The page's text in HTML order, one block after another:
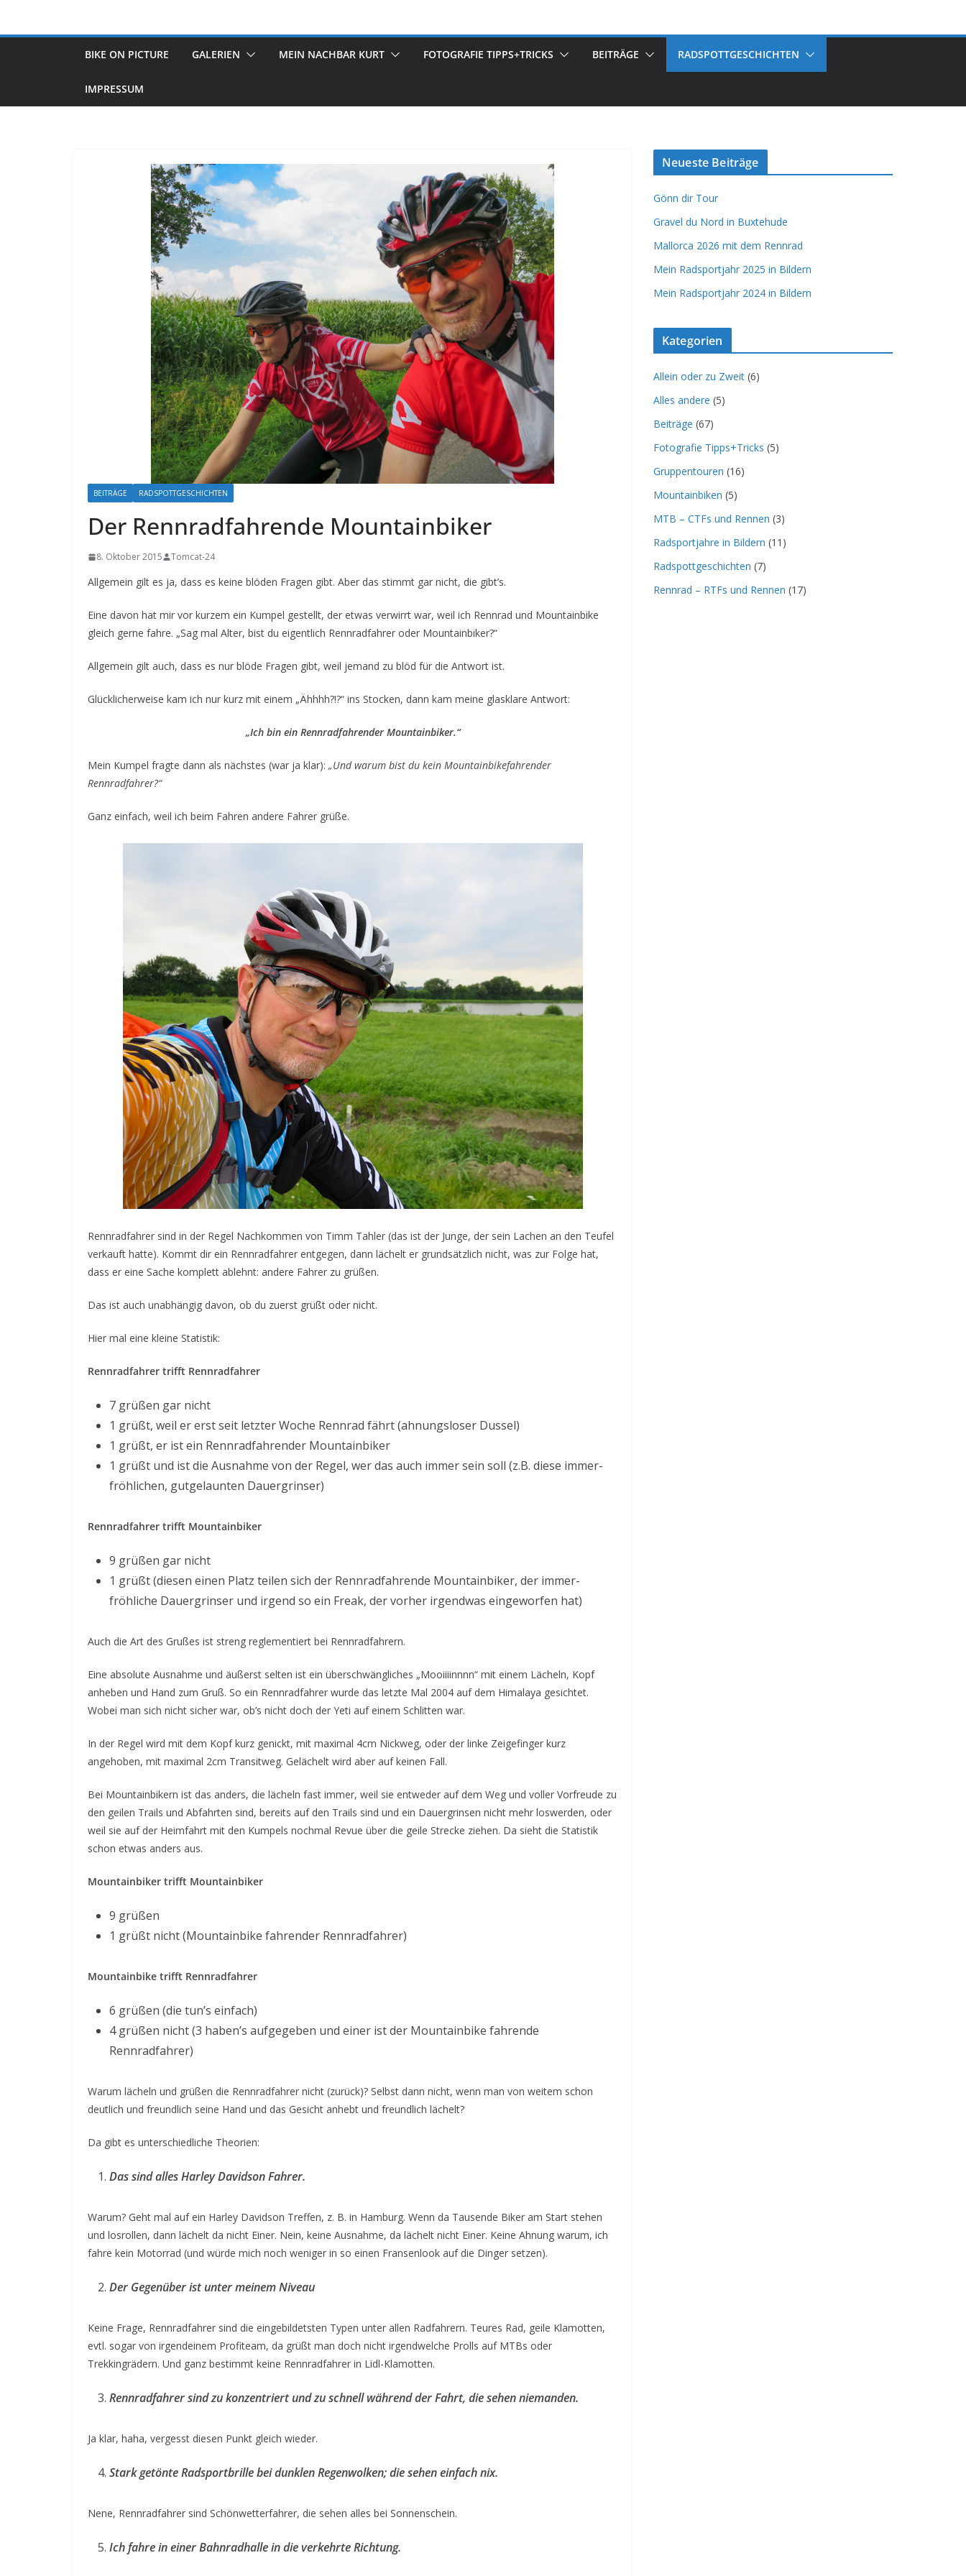
BIKE ON PICTURE GALERIEN MEIN NACHBAR KURT FOTOGRAFIE TIPPS+TRICKS BEITRÄGE RADSPOTTGESCHICHTEN
IMPRESSUM
BEITRÄGE RADSPOTTGESCHICHTEN
Der Rennradfahrende Mountainbiker
8. Oktober 2015 Tomcat-24
Allgemein gilt es ja, dass es keine blöden Fragen gibt. Aber das stimmt gar nicht, die gibt’s.
Eine davon hat mir vor kurzem ein Kumpel gestellt, der etwas verwirrt war, weil ich Rennrad und Mountainbike
gleich gerne fahre. „Sag mal Alter, bist du eigentlich Rennradfahrer oder Mountainbiker?“
Allgemein gilt auch, dass es nur blöde Fragen gibt, weil jemand zu blöd für die Antwort ist.
Glücklicherweise kam ich nur kurz mit einem „Ähhhh?!?“ ins Stocken, dann kam meine glasklare Antwort:
„Ich bin ein Rennradfahrender Mountainbiker.“
Mein Kumpel fragte dann als nächstes (war ja klar): „Und warum bist du kein Mountainbikefahrender
Rennradfahrer?“
Ganz einfach, weil ich beim Fahren andere Fahrer grüße.
Rennradfahrer sind in der Regel Nachkommen von Timm Tahler (das ist der Junge, der sein Lachen an den Teufel
verkauft hatte). Kommt dir ein Rennradfahrer entgegen, dann lächelt er grundsätzlich nicht, was zur Folge hat,
dass er eine Sache komplett ablehnt: andere Fahrer zu grüßen.
Das ist auch unabhängig davon, ob du zuerst grüßt oder nicht.
Hier mal eine kleine Statistik:
Rennradfahrer trifft Rennradfahrer
7 grüßen gar nicht
1 grüßt, weil er erst seit letzter Woche Rennrad fährt (ahnungsloser Dussel)
1 grüßt, er ist ein Rennradfahrender Mountainbiker
1 grüßt und ist die Ausnahme von der Regel, wer das auch immer sein soll (z.B. diese immer-
fröhlichen, gutgelaunten Dauergrinser)
Rennradfahrer trifft Mountainbiker
9 grüßen gar nicht
1 grüßt (diesen einen Platz teilen sich der Rennradfahrende Mountainbiker, der immer-
fröhliche Dauergrinser und irgend so ein Freak, der vorher irgendwas eingeworfen hat)
Auch die Art des Grußes ist streng reglementiert bei Rennradfahrern.
Eine absolute Ausnahme und äußerst selten ist ein überschwängliches „Mooiiiinnnn“ mit einem Lächeln, Kopf
anheben und Hand zum Gruß. So ein Rennradfahrer wurde das letzte Mal 2004 auf dem Himalaya gesichtet.
Wobei man sich nicht sicher war, ob’s nicht doch der Yeti auf einem Schlitten war.
In der Regel wird mit dem Kopf kurz genickt, mit maximal 4cm Nickweg, oder der linke Zeigefinger kurz
angehoben, mit maximal 2cm Transitweg. Gelächelt wird aber auf keinen Fall.
Bei Mountainbikern ist das anders, die lächeln fast immer, weil sie entweder auf dem Weg und voller Vorfreude zu
den geilen Trails und Abfahrten sind, bereits auf den Trails sind und ein Dauergrinsen nicht mehr loswerden, oder
weil sie auf der Heimfahrt mit den Kumpels nochmal Revue über die geile Strecke ziehen. Da sieht die Statistik
schon etwas anders aus.
Mountainbiker trifft Mountainbiker
9 grüßen
1 grüßt nicht (Mountainbike fahrender Rennradfahrer)
Mountainbike trifft Rennradfahrer
6 grüßen (die tun’s einfach)
4 grüßen nicht (3 haben’s aufgegeben und einer ist der Mountainbike fahrende
Rennradfahrer)
Warum lächeln und grüßen die Rennradfahrer nicht (zurück)? Selbst dann nicht, wenn man von weitem schon
deutlich und freundlich seine Hand und das Gesicht anhebt und freundlich lächelt?
Da gibt es unterschiedliche Theorien:
Das sind alles Harley Davidson Fahrer.
Warum? Geht mal auf ein Harley Davidson Treffen, z. B. in Hamburg. Wenn da Tausende Biker am Start stehen
und losrollen, dann lächelt da nicht Einer. Nein, keine Ausnahme, da lächelt nicht Einer. Keine Ahnung warum, ich
fahre kein Motorrad (und würde mich noch weniger in so einen Fransenlook auf die Dinger setzen).
Der Gegenüber ist unter meinem Niveau
Keine Frage, Rennradfahrer sind die eingebildetsten Typen unter allen Radfahrern. Teures Rad, geile Klamotten,
evtl. sogar von irgendeinem Profiteam, da grüßt man doch nicht irgendwelche Prolls auf MTBs oder
Trekkingrädern. Und ganz bestimmt keine Rennradfahrer in Lidl-Klamotten.
Rennradfahrer sind zu konzentriert und zu schnell während der Fahrt, die sehen niemanden.
Ja klar, haha, vergesst diesen Punkt gleich wieder.
Stark getönte Radsportbrille bei dunklen Regenwolken; die sehen einfach nix.
Nene, Rennradfahrer sind Schönwetterfahrer, die sehen alles bei Sonnenschein.
Ich fahre in einer Bahnradhalle in die verkehrte Richtung.
Neueste Beiträge
Gönn dir Tour
Gravel du Nord in Buxtehude
Mallorca 2026 mit dem Rennrad
Mein Radsportjahr 2025 in Bildern
Mein Radsportjahr 2024 in Bildern
Kategorien
Allein oder zu Zweit (6)
Alles andere (5)
Beiträge (67)
Fotografie Tipps+Tricks (5)
Gruppentouren (16)
Mountainbiken (5)
MTB – CTFs und Rennen (3)
Radsportjahre in Bildern (11)
Radspottgeschichten (7)
Rennrad – RTFs und Rennen (17)